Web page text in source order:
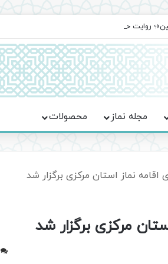
روایت حماسه، استقامت و تمدن‌سازی امت
مجله نماز محصولات
اقامه نماز استان مرکزی برگزار شد
مرکزی برگزار شد